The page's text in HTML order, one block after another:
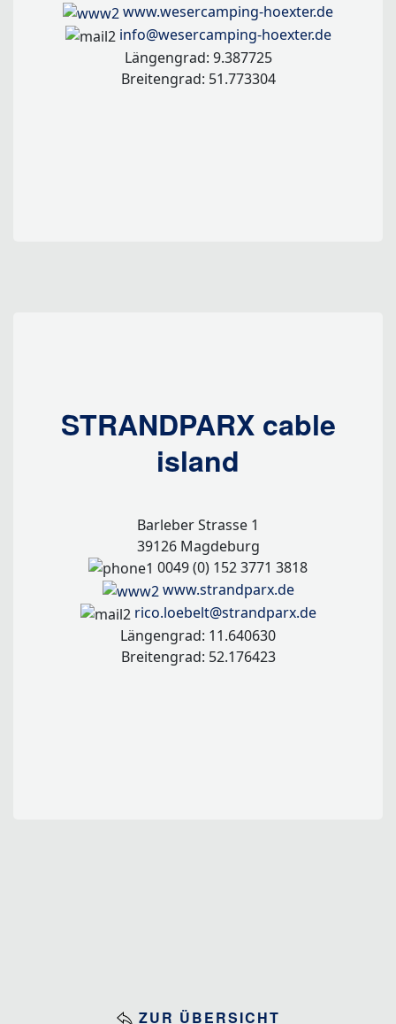
www.wesercamping-hoexter.de
info@wesercamping-hoexter.de
Längengrad: 9.387725
Breitengrad: 51.773304
STRANDPARX cable
island
Barleber Strasse 1
39126 Magdeburg
0049 (0) 152 3771 3818
www.strandparx.de
rico.loebelt@strandparx.de
Längengrad: 11.640630
Breitengrad: 52.176423
ZUR ÜBERSICHT